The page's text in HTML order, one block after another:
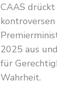
CAAS
kontroversen
2025 aus
für
Wahrheit.